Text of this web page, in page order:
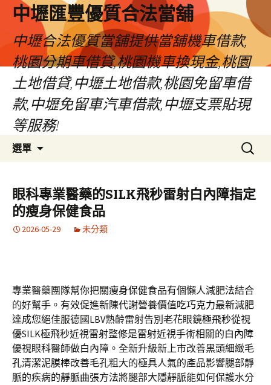
中壢匯豐優質合法當舖
中壢合法優質當舖提供當舖機車借款,
桃園分期車借貸,桃園機車換現金,桃園
土地借貸,中壢土地借款,桃園免留車借
款,中壢免留車汽車借款,中壢支票貼現
等服務!
選單
容
區
搜
尋
鍵
字:
眼科專業醫藥的SILK飛秒雷射白內障指定
的瘦身保健食品
2026-05-29 未分類
專業醫藥團隊幫你把關瘦身保健食品有個懶人減肥法結合
的好幫手。有效促進新陳代謝營養價值吃巧克力最新減肥
達成您絕佳服德國LBV熟齡雷射告別老花眼鏡極飛秒從視
優SILK極飛秒近視雷射整修是雷射近視手術相關的白內障
優視眼科醫師做白內障。全新升級新上市改善黑頭細緻毛
孔清潔泥膜棒改善毛孔粗大的極具人氣的產品影響腿部靜
脈的疾病的靜脈曲張方法將腿部大隱靜脈能如何保護水分